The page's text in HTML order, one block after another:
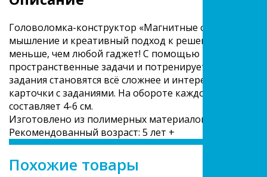
Головоломка-конструктор «Магнитные фигуры 3D»
мышление и креативный подход к решению
меньше, чем любой гаджет! С помощью игрового
пространственные задачи и потренирует
задания становятся всё сложнее и интереснее!В
карточки с заданиями. На обороте каждой из
составляет 4-6 см.
Изготовлено из полимерных материалов.
Рекомендованный возраст: 5 лет +
Похожие товары